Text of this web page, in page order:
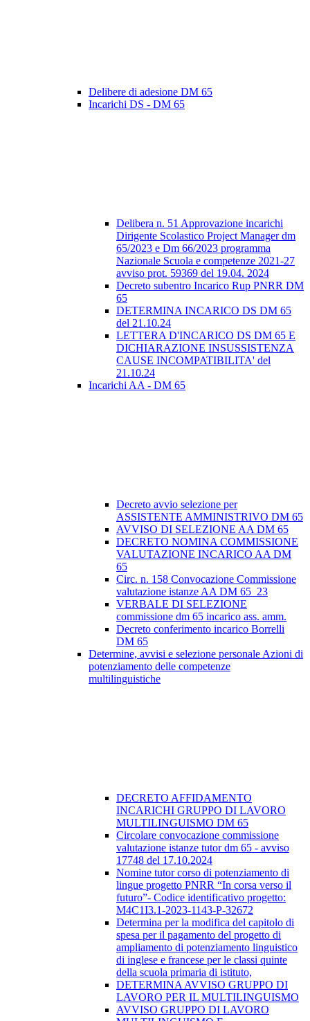
Delibere di adesione DM 65
Incarichi DS - DM 65
Delibera n. 51 Approvazione incarichi
Dirigente Scolastico Project Manager dm
65/2023 e Dm 66/2023 programma
Nazionale Scuola e competenze 2021-27
avviso prot. 59369 del 19.04. 2024
Decreto subentro Incarico Rup PNRR DM
65
DETERMINA INCARICO DS DM 65
del 21.10.24
LETTERA D'INCARICO DS DM 65 E
DICHIARAZIONE INSUSSISTENZA
CAUSE INCOMPATIBILITA' del
21.10.24
Incarichi AA - DM 65
Decreto avvio selezione per
ASSISTENTE AMMINISTRIVO DM 65
AVVISO DI SELEZIONE AA DM 65
DECRETO NOMINA COMMISSIONE
VALUTAZIONE INCARICO AA DM
65
Circ. n. 158 Convocazione Commissione
valutazione istanze AA DM 65_23
VERBALE DI SELEZIONE
commissione dm 65 incarico ass. amm.
Decreto conferimento incarico Borrelli
DM 65
Determine, avvisi e selezione personale Azioni di
potenziamento delle competenze
multilinguistiche
DECRETO AFFIDAMENTO
INCARICHI GRUPPO DI LAVORO
MULTILINGUISMO DM 65
Circolare convocazione commissione
valutazione istanze tutor dm 65 - avviso
17748 del 17.10.2024
Nomine tutor corso di potenziamento di
lingue progetto PNRR “In corsa verso il
futuro”- Codice identificativo progetto:
M4C1I3.1-2023-1143-P-32672
Determina per la modifica del capitolo di
spesa per il pagamento del progetto di
ampliamento di potenziamento linguistico
di inglese e francese per le classi quinte
della scuola primaria di istituto,
DETERMINA AVVISO GRUPPO DI
LAVORO PER IL MULTILINGUISMO
AVVISO GRUPPO DI LAVORO